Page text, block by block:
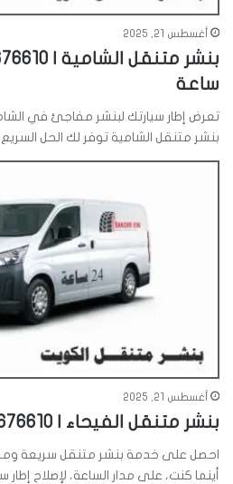
أغسطس 21, 2025
ساعة
تعرض إطار سيارتك لبنشر مفاجئ في
بنشر متنقل الشامية توفر لك الحل
أغسطس 21, 2025
بنشر متنقل الفيحاء | 56676610 | خدمة 24 ساعة
احصل على خدمة بنشر متنقل سريعة
أينما كنت، على مدار الساعة، لإصلاح